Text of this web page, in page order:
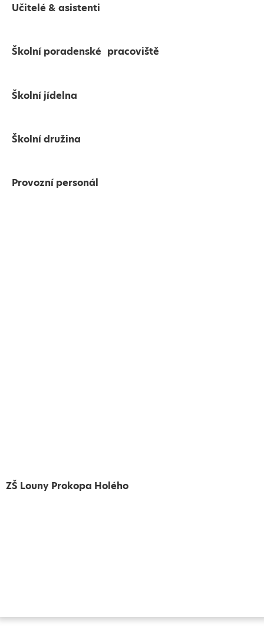
Učitelé & asistenti
Školní poradenské pracoviště
Školní jídelna
Školní družina
Provozní personál
ZŠ Louny Prokopa Holého